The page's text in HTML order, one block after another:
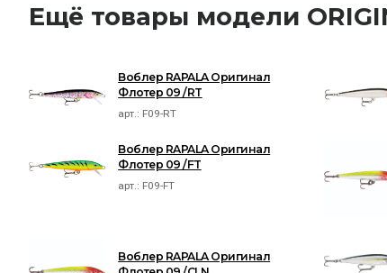
Ещё товары модели
Воблер RAPALA Оригинал
Флотер 09 /RT
арт.: F09-RT
Воблер RAPALA Оригинал
Флотер 09 /FT
арт.: F09-FT
Воблер RAPALA Оригинал